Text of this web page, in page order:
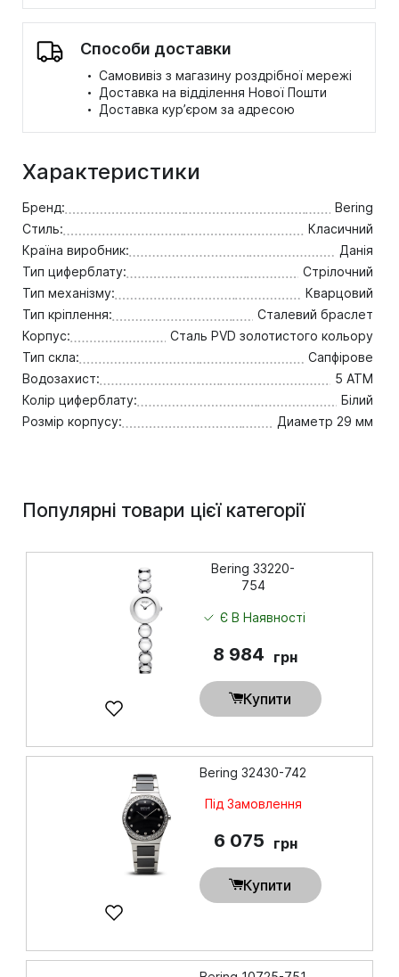
Способи доставки
· Самовивіз з магазину роздрібної мережі
· Доставка на відділення Нової Пошти
· Доставка кур’єром за адресою
Характеристики
Бренд:
Bering
Стиль:
Класичний
Країна виробник:
Данія
Тип циферблату:
Стрілочний
Тип механізму:
Кварцовий
Тип кріплення:
Сталевий браслет
Корпус:
Сталь PVD золотистого кольору
Тип скла:
Сапфірове
Водозахист:
5 ATM
Колір циферблату:
Білий
Розмір корпусу:
Диаметр 29 мм
Популярні товари цієї категорії
Bering 33220-
754
Є В Наявності
8 984 грн
Купити
Bering 32430-742
Під Замовлення
6 075 грн
Купити